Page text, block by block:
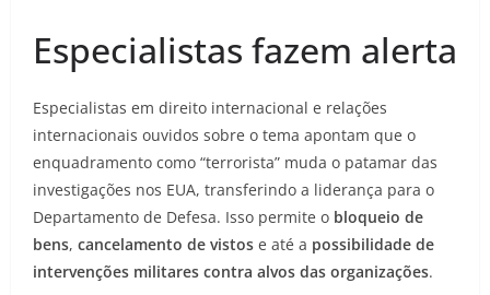
Especialistas fazem alerta
Especialistas em direito internacional e relações
internacionais ouvidos sobre o tema apontam que o
enquadramento como “terrorista” muda o patamar das
investigações nos EUA, transferindo a liderança para o
Departamento de Defesa. Isso permite o bloqueio de
bens, cancelamento de vistos e até a possibilidade de
intervenções militares contra alvos das organizações.